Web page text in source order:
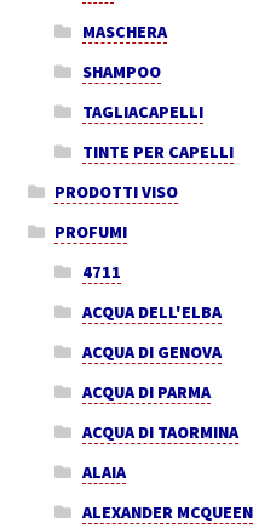
MASCHERA
SHAMPOO
TAGLIACAPELLI
TINTE PER CAPELLI
PRODOTTI VISO
PROFUMI
4711
ACQUA DELL'ELBA
ACQUA DI GENOVA
ACQUA DI PARMA
ACQUA DI TAORMINA
ALAIA
ALEXANDER MCQUEEN